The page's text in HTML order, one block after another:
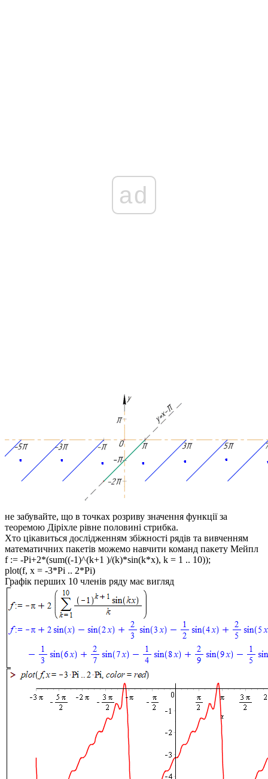
ad
не забувайте, що в точках розриву значення функції за
теоремою Діріхле рівне половині стрибка.
Хто цікавиться дослідженням збіжності рядів та вивченням
математичних пакетів можемо навчити команд пакету Мейпл
f := -Pi+2*(sum((-1)^(k+1 )/(k)*sin(k*x), k = 1 .. 10));
plot(f, x = -3*Pi .. 2*Pi)
Графік перших 10 членів ряду має вигляд